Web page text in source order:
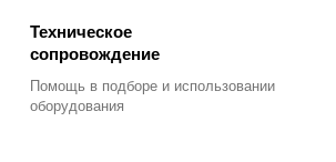
Техническое
сопровождение
Помощь в подбореи использовании
оборудования